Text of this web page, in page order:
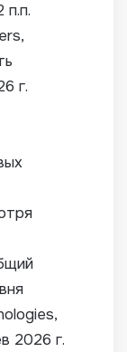
п.п.
г.
2026 г.